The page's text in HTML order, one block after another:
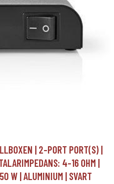
| 2-PORT PORT(S) |
4-16 OHM |
W | ALUMINIUM | SVART